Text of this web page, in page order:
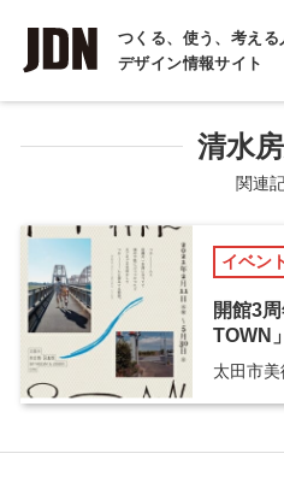
つくる、使う、考える
デザイン情報サイト
INTERVIEW
インタビュー
COLUMN
コラム
清水
関連
イベン
開館3
TOWN」
太田市